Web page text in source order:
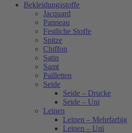
Bekleidungsstoffe
Jacquard
Panneau
Festliche Stoffe
Spitze
Chiffon
Satin
Samt
Pailletten
Seide
Seide – Drucke
Seide – Uni
Leinen
Leinen – Mehrfarbig
Leinen – Uni